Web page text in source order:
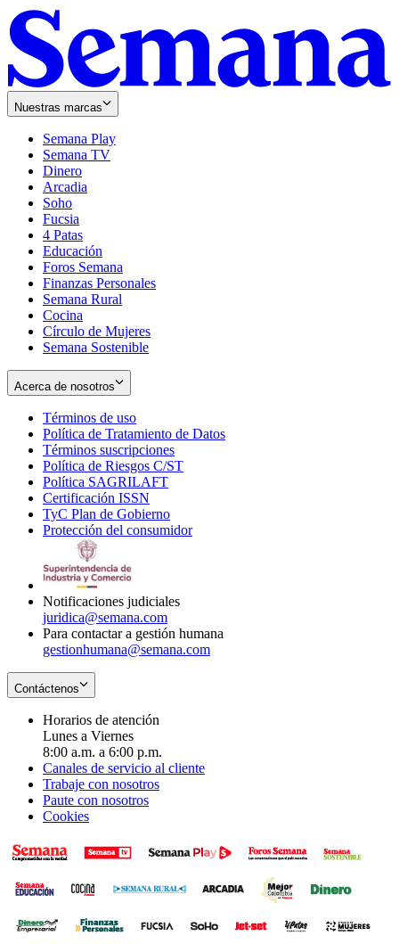
Nuestras marcas
Semana Play
Semana TV
Dinero
Arcadia
Soho
in
new
window
Fucsia
in
new
window
4 Patas
Educación
Foros Semana
Finanzas Personales
Semana Rural
Cocina
Círculo de Mujeres
Semana Sostenible
Acerca de nosotros
Términos de uso
in
new
window
Política de Tratamiento de Datos
Términos suscripciones
in
Política de Riesgos C/ST
Política SAGRILAFT
new
window
Certificación ISSN
in
new
TyC Plan de Gobierno
in
Protección del consumidorOpens
Notificaciones judiciales
juridica@semana.com
Para contactar a gestión humana
gestionhumana@semana.com
Contáctenos
Horarios de atención
Lunes a Viernes
8:00 a.m. a 6:00 p.m.
Canales de servicio al cliente
Trabaje con nosotros
Paute con nosotros
Cookies